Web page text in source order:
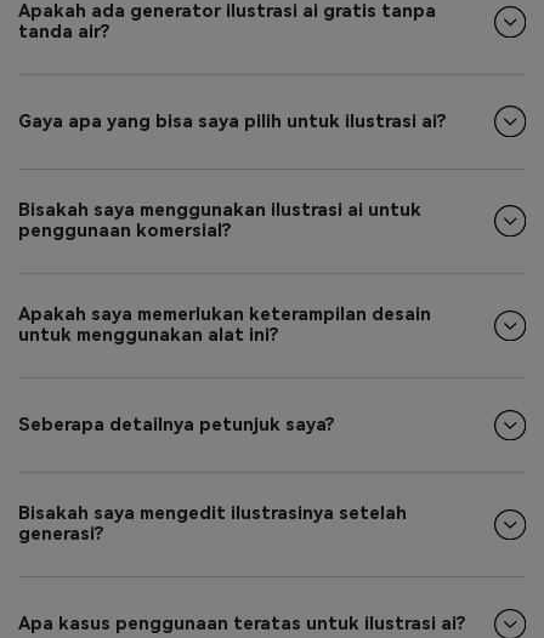
Apakah ada generator ilustrasi ai gratis tanpa
tanda air?
Gaya apa yang bisa saya pilih untuk ilustrasi ai?
Bisakah saya menggunakan ilustrasi ai untuk
penggunaan komersial?
Apakah saya memerlukan keterampilan desain
untuk menggunakan alat ini?
Seberapa detailnya petunjuk saya?
Bisakah saya mengedit ilustrasinya setelah
generasi?
Apa kasus penggunaan teratas untuk ilustrasi ai?